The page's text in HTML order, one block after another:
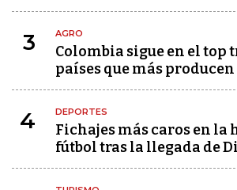
3 AGRO
Colombia sigue en el top
países que más producen
4 DEPORTES
Fichajes más caros en la
fútbol tras la llegada de